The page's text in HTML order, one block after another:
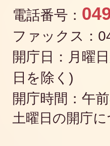
電話番号：
ファックス：
開庁日：月曜
日を除く)
開庁時間：午
土曜日の開庁